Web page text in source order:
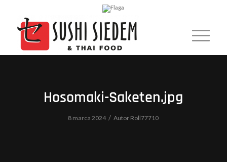
Hosomaki-Saketen.jpg
8 marca 2024 / Autor Roll77710